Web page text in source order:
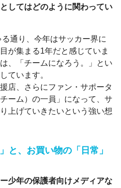
してはどのように関わってい
る通り、今年はサッカー界に
が集まる1年だと感じていま
、「チームになろう。」とい
ています。
店、さらにファン・サポータ
ーム）の一員」になって、サ
上げていきたいという強い想
と、お買い物の「日常」
少年の保護者向けメディアな